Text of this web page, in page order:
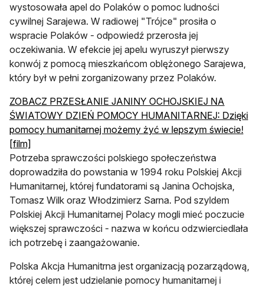
wystosowała apel do Polaków o pomoc ludności
cywilnej Sarajewa. W radiowej "Trójce" prosiła o
wspracie Polaków - odpowiedź przerosła jej
oczekiwania. W efekcie jej apelu wyruszył pierwszy
konwój z pomocą mieszkańcom oblężonego Sarajewa,
który był w pełni zorganizowany przez Polaków.
ZOBACZ PRZESŁANIE JANINY OCHOJSKIEJ NA
ŚWIATOWY DZIEŃ POMOCY HUMANITARNEJ: Dzięki
pomocy humanitarnej możemy żyć w lepszym świecie!
[film]
Potrzeba sprawczości polskiego społeczeństwa
doprowadziła do powstania w 1994 roku Polskiej Akcji
Humanitarnej, której fundatorami są Janina Ochojska,
Tomasz Wilk oraz Włodzimierz Sarna. Pod szyldem
Polskiej Akcji Humanitarnej Polacy mogli mieć poczucie
większej sprawczości - nazwa w końcu odzwierciedlała
ich potrzebę i zaangażowanie.
Polska Akcja Humanitrna jest organizacją pozarządową,
której celem jest udzielanie pomocy humanitarnej i